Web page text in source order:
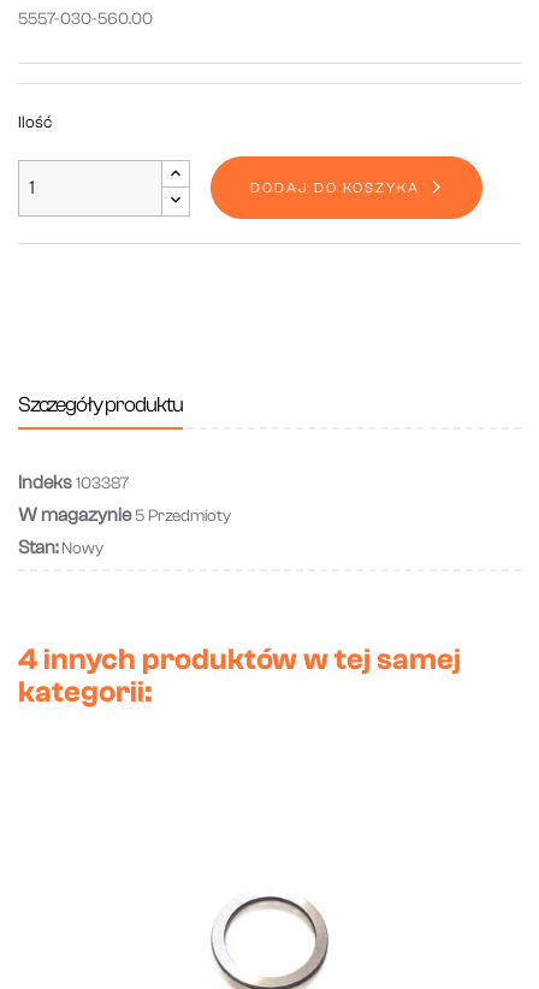
5557-030-560.00
Ilość
DODAJ DO KOSZYKA
Szczegóły produktu
Indeks103387
W magazynie5 Przedmioty
Stan: Nowy
4 innych produktów w tej samej
kategorii: